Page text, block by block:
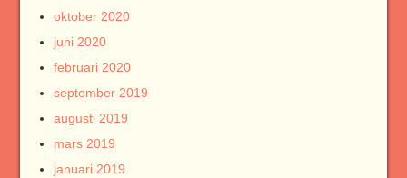
oktober 2020
juni 2020
februari 2020
september 2019
augusti 2019
mars 2019
januari 2019